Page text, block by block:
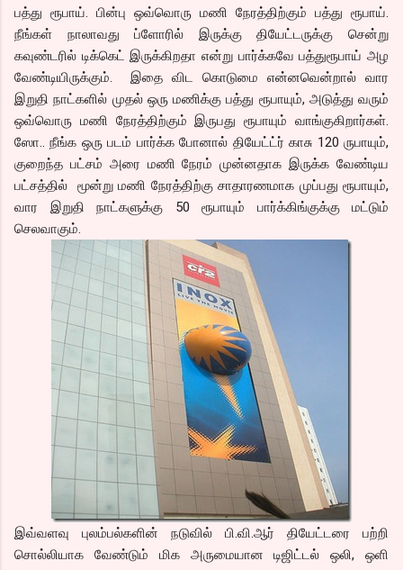
பத்து ரூபாய். பின்பு ஒவ்வொரு மணி நேரத்திற்கும் பத்து ரூபாய்.
நீங்கள் நாலாவது ப்ளோரில் இருக்கு தியேட்டருக்கு சென்று
கவுண்டரில் டிக்கெட் இருக்கிறதா என்று பார்க்கவே பத்துரூபாய் அழ
வேண்டியிருக்கும். இதை விட கொடுமை என்னவென்றால் வார
இறுதி நாட்களில் முதல் ஒரு மணிக்கு பத்து ரூபாயும், அடுத்து வரும்
ஒவ்வொரு மணி நேரத்திற்கும் இருபது ரூபாயும் வாங்குகிறார்கள்.
ஸோ.. நீங்க ஒரு படம் பார்க்க போனால் தியேட்ட்ர் காசு 120 ருபாயும்,
குறைந்த பட்சம் அரை மணி நேரம் முன்னதாக இருக்க வேண்டிய
பட்சத்தில் மூன்று மணி நேரத்திற்கு சாதாரணமாக முப்பது ரூபாயும்,
வார இறுதி நாட்களுக்கு 50 ரூபாயும் பார்க்கிங்குக்கு மட்டும்
செலவாகும்.
இவ்வளவு புலம்பல்களின் நடுவில் பி.வி.ஆர் தியேட்டரை பற்றி
சொல்லியாக வேண்டும் மிக அருமையான டிஜிட்டல் ஒலி, ஒளி